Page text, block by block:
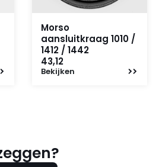
Morso
aansluitkraag 1010 /
1412 / 1442
43,12
Bekijken